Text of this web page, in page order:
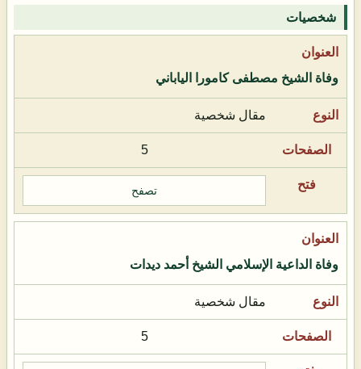
شخصيات
وفاة الشيخ مصطفى كامورا الياباني
مقال شخصية
5
تصفح
وفاة الداعية الإسلامي الشيخ أحمد ديدات
مقال شخصية
5